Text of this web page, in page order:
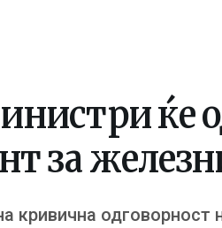
ќе
за
одговорност